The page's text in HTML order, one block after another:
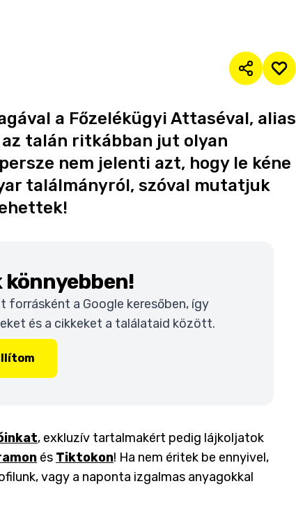
a Főzelékügyi Attaséval, alias
talán ritkábban jut olyan
nem jelenti azt, hogy le kéne
találmányról, szóval mutatjuk
könnyebben!
a Google keresőben, így
és a cikkeket a találataid között.
, exkluzív tartalmakért pedig lájkoljatok
és Tiktokon! Ha nem éritek be ennyivel,
vagy a naponta izgalmas anyagokkal